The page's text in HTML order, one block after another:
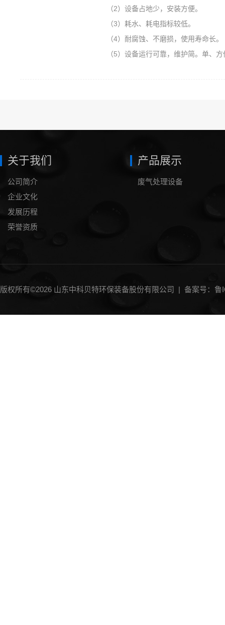
（2）设备占地少，安装方便。
（3）耗水、耗电指标较低。
（4）耐腐蚀、不磨损，使用寿命长。
（5）设备运行可靠，维护简。单、方
关于我们
公司简介
企业文化
发展历程
荣誉资质
产品展示
废气处理设备
版权所有©2026 山东中科贝特环保装备股份有限公司 | 备案号：鲁